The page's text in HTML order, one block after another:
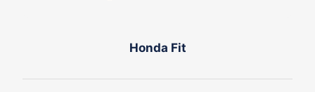
Honda Fit